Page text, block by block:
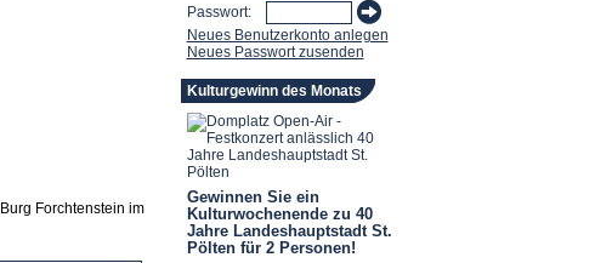
Forchtenstein im
Passwort:
Neues Benutzerkonto anlegen
Neues Passwort zusenden
Kulturgewinn des Monats
Gewinnen Sie ein
Kulturwochenende zu 40
Jahre Landeshauptstadt St.
Pölten für 2 Personen!